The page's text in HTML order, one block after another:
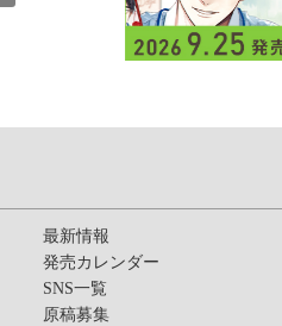
最新情報
発売カレンダー
SNS一覧
原稿募集